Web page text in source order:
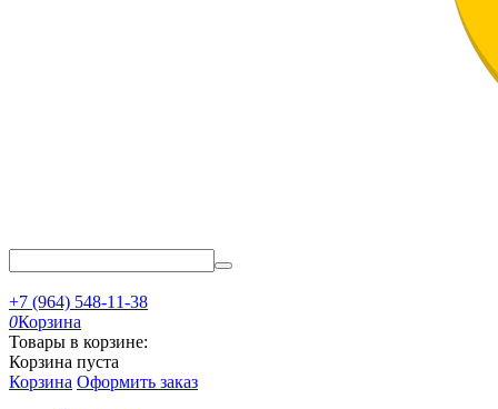
+7 (964) 548-11-38
0Корзина
Товары в корзине:
Корзина пуста
Корзина Оформить заказ